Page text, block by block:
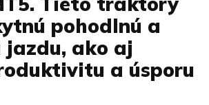
pohodlnú a
jazdu, ako aj
a úsporu